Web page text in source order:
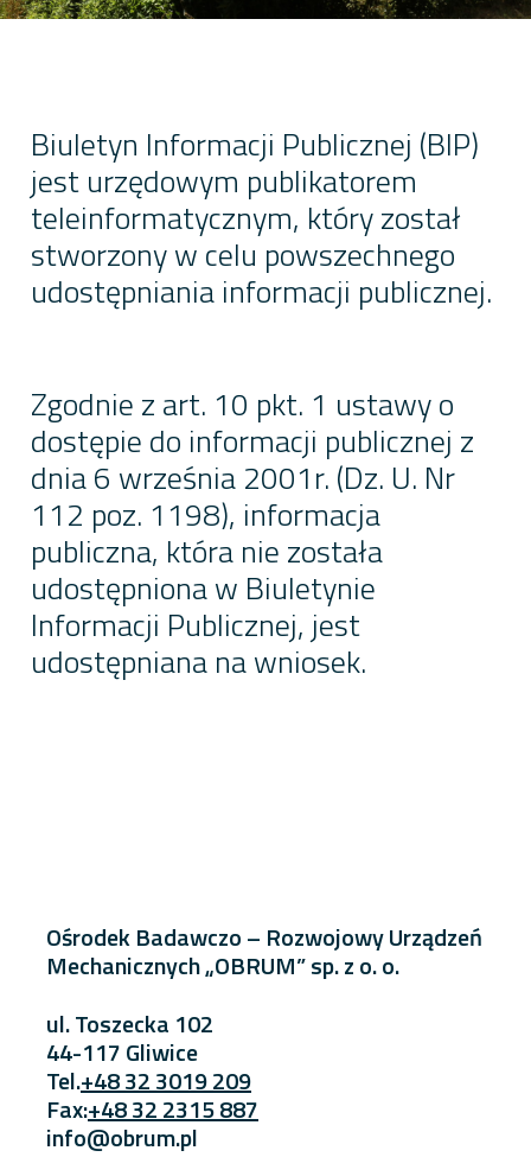
Biuletyn Informacji Publicznej (BIP)
jest urzędowym publikatorem
teleinformatycznym, który został
stworzony w celu powszechnego
udostępniania informacji publicznej.
Zgodnie z art. 10 pkt. 1 ustawy o
dostępie do informacji publicznej z
dnia 6 września 2001r. (Dz. U. Nr
112 poz. 1198), informacja
publiczna, która nie została
udostępniona w Biuletynie
Informacji Publicznej, jest
udostępniana na wniosek.
Ośrodek Badawczo – Rozwojowy Urządzeń
Mechanicznych „OBRUM” sp. z o. o.
ul. Toszecka 102
44-117 Gliwice
Tel.+48 32 3019 209
Fax:+48 32 2315 887
info@obrum.pl